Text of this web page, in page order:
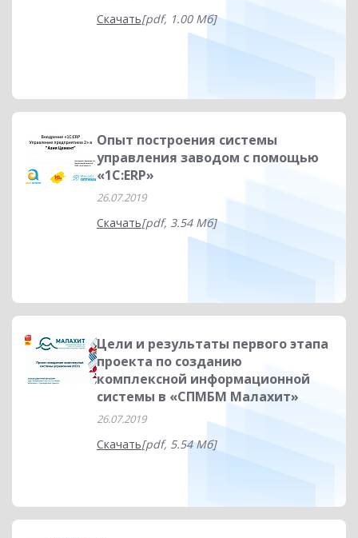
Скачать[pdf, 1.00 Мб]
Опыт построения системы
управления заводом с помощью
«1С:ERP»
26.07.2019
Скачать[pdf, 3.54 Мб]
Цели и результаты первого этапа
проекта по созданию
комплексной информационной
системы в «СПМБМ Малахит»
26.07.2019
Скачать[pdf, 5.54 Мб]